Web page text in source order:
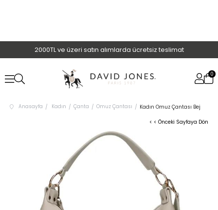
2000TL ve üzeri satın alımlarda ücretsiz teslimat
0
Anasayfa Kadın Çanta Omuz Çantası Kadın Omuz Çantası Bej
< < Önceki Sayfaya Dön